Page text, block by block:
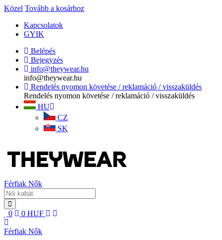
Közel Tovább a kosárhoz
Kapcsolatok
GYIK
Belépés
Bejegyzés
info@theywear.hu
info@theywear.hu
Rendelés nyomon követése / reklamáció / visszaküldés
Rendelés nyomon követése / reklamáció / visszaküldés
HU
CZ
SK
Férfiak Nők
0 0 HUF
Férfiak Nők